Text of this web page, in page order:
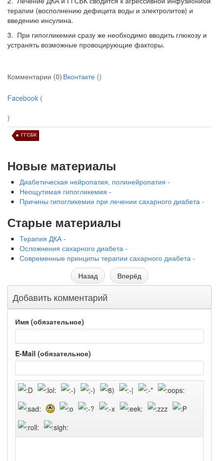
терапии (восполнению дефицита воды и электролитов) и
введению инсулина.
3. При гипогликемии сразу же необходимо вводить глюкозу и
устранять возможные провоцирующие факторы.
Комментарии (0) Вконтакте ()
Facebook (
)
ГГСБК
Новые материалы
Диабетическая нейропатия, полинейропатия -
Неощутимая гипогликемия -
Причины гипогликемии при лечении сахарного диабета -
Старые материалы
Терапия ДКА -
Осложнения сахарного диабета -
Современные принципы терапии сахарного диабета -
Назад
Вперёд
Добавить комментарий
Имя (обязательное)
E-Mail (обязательное)